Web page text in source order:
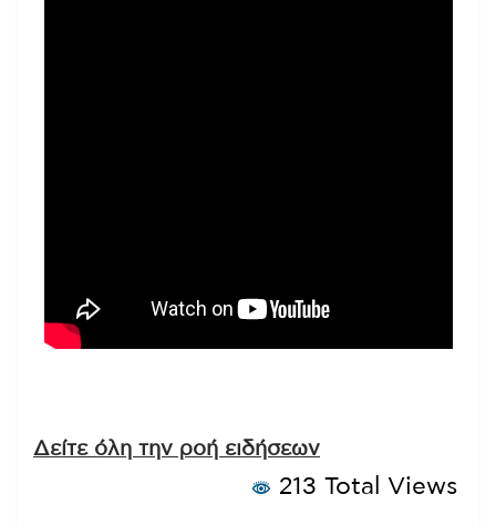
Δείτε όλη την ροή ειδήσεων
213 Total Views